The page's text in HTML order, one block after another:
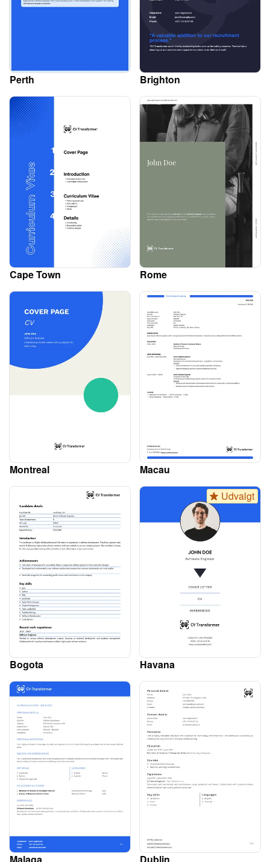
Perth Brighton
Cape Town Rome
Montreal Macau
Bogota
Udvalgt
Havana
Malaga Dublin